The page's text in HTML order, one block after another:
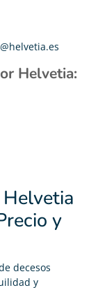
Helvetia:
y
decesos
y